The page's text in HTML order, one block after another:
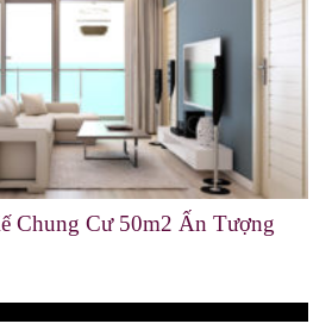
Chung Cư 50m2 Ấn Tượng